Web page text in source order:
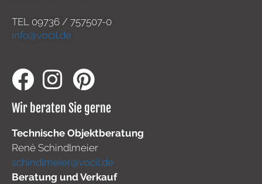
TEL 09736 / 757507-0
info@vocil.de
Wir beraten Sie gerne
Technische Objektberatung
René Schindlmeier
schindlmeier@vocil.de
Beratung und Verkauf